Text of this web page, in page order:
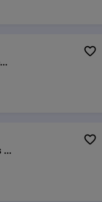
Užsakymų komplektuotojas (-a) Pieno ir mėsos sandėlyje
Veiklos užtikrinimo ir atitikties vyr. ekspertas (-ė) (Vilnius, LT)